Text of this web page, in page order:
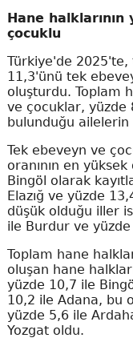
Hane
çocuklu
Türkiye'de 2025'te,
11,3'ünü tek
oluşturdu. Toplam
ve çocuklar, yüzde
bulunduğu
Tek ebeveyn ve
oranının en
Bingöl olarak
Elazığ ve yüzde
düşük olduğu iller
ile Burdur ve
Toplam hane
oluşan hane
yüzde 10,7 ile
10,2 ile Adana, bu
yüzde 5,6 ile
Yozgat oldu.